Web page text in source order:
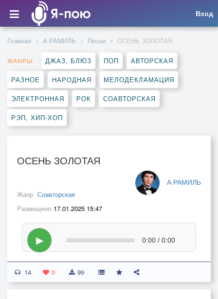
Вход
Главная А РАМИЛЬ Песни ОСЕНЬ ЗОЛОТАЯ
ЖАНРЫ: ДЖАЗ, БЛЮЗ ПОП АВТОРСКАЯ
РАЗНОЕ НАРОДНАЯ МЕЛОДЕКЛАМАЦИЯ
ЭЛЕКТРОННАЯ РОК СОАВТОРСКАЯ
РЭП, ХИП-ХОП
ОСЕНЬ ЗОЛОТАЯ
А РАМИЛЬ
Жанр Соавторская
Размещено 17.01.2025 15:47
▶ 0:00 / 0:00
14 0 99